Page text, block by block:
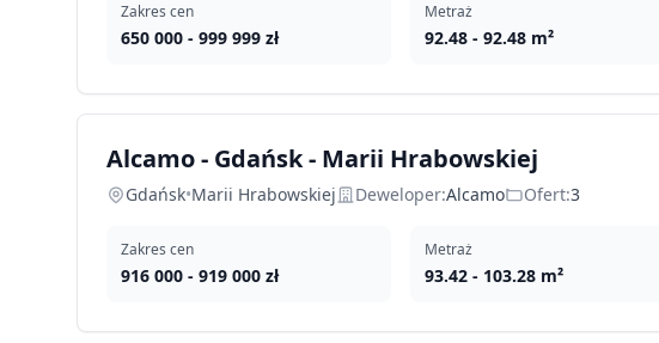
Zakres cen
650 000 - 999 999 zł
Metraż
92.48 - 92.48 m²
Alcamo - Gdańsk - Marii Hrabowskiej
Gdańsk•Marii Hrabowskiej Deweloper:Alcamo Ofert:3
Zakres cen
916 000 - 919 000 zł
Metraż
93.42 - 103.28 m²